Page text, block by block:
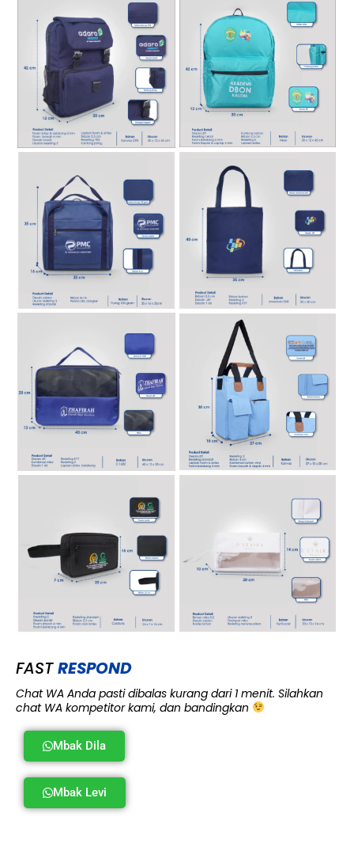
FASTRESPOND
Chat WA Anda pasti dibalas kurang dari 1 menit. Silahkan
chat WA kompetitor kami, dan bandingkan
Mbak Dila
Mbak Levi